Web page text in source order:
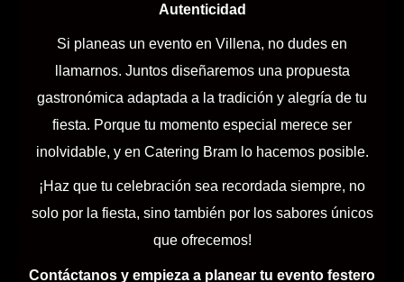
Autenticidad
Si planeas un evento en Villena, no dudes en
llamarnos. Juntos diseñaremos una propuesta
gastronómica adaptada a la tradición y alegría de tu
fiesta. Porque tu momento especial merece ser
inolvidable, y en Catering Bram lo hacemos posible.
¡Haz que tu celebración sea recordada siempre, no
solo por la fiesta, sino también por los sabores únicos
que ofrecemos!
Contáctanos y empieza a planear tu evento festero